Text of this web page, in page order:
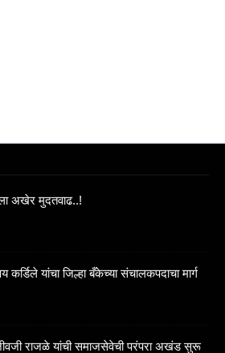
अखेर मुदतवाढ..!
कर्डिले यांचा जिल्हा बँकेच्या संचालकपदाचा मार्ग
राजळे यांची समाजसेवेची परंपरा अखंड सुरू